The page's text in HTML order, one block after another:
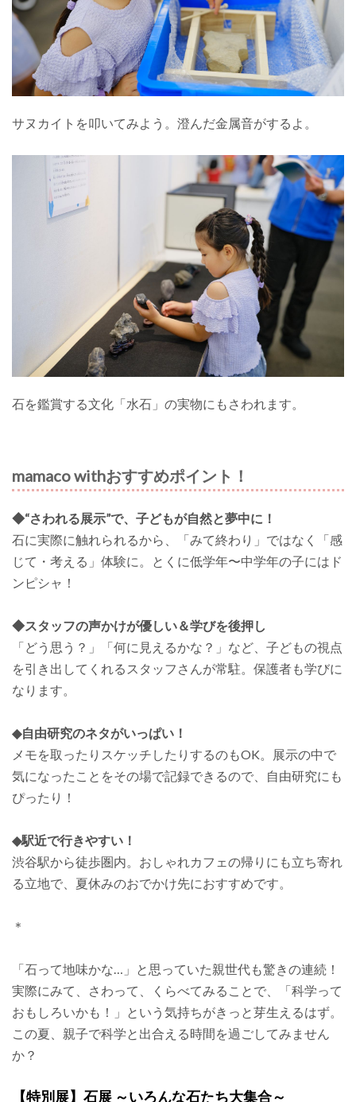
サヌカイトを叩いてみよう。澄んだ金属音がするよ。
石を鑑賞する文化「水石」の実物にもさわれます。
mamaco withおすすめポイント！
◆“さわれる展示”で、子どもが自然と夢中に！
石に実際に触れられるから、「みて終わり」ではなく「感
じて・考える」体験に。とくに低学年〜中学年の子にはド
ンピシャ！
◆スタッフの声かけが優しい＆学びを後押し
「どう思う？」「何に見えるかな？」など、子どもの視点
を引き出してくれるスタッフさんが常駐。保護者も学びに
なります。
◆自由研究のネタがいっぱい！
メモを取ったりスケッチしたりするのもOK。展示の中で
気になったことをその場で記録できるので、自由研究にも
ぴったり！
◆駅近で行きやすい！
渋谷駅から徒歩圏内。おしゃれカフェの帰りにも立ち寄れ
る立地で、夏休みのおでかけ先におすすめです。
＊
「石って地味かな…」と思っていた親世代も驚きの連続！
実際にみて、さわって、くらべてみることで、「科学って
おもしろいかも！」という気持ちがきっと芽生えるはず。
この夏、親子で科学と出合える時間を過ごしてみません
か？
【特別展】石展 ～いろんな石たち大集合～